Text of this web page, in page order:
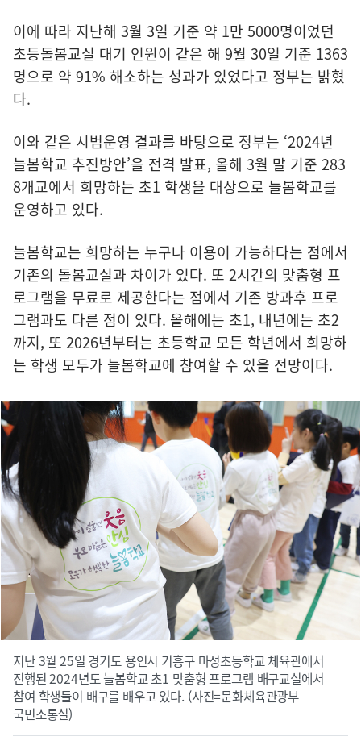
이에 따라 지난해 3월 3일 기준 약 1만 5000명이었던
초등돌봄교실 대기 인원이 같은 해 9월 30일 기준 1363
명으로 약 91% 해소하는 성과가 있었다고 정부는 밝혔
다.
이와 같은 시범운영 결과를 바탕으로 정부는 ‘2024년
늘봄학교 추진방안’을 전격 발표, 올해 3월 말 기준 283
8개교에서 희망하는 초1 학생을 대상으로 늘봄학교를
운영하고 있다.
늘봄학교는 희망하는 누구나 이용이 가능하다는 점에서
기존의 돌봄교실과 차이가 있다. 또 2시간의 맞춤형 프
로그램을 무료로 제공한다는 점에서 기존 방과후 프로
그램과도 다른 점이 있다. 올해에는 초1, 내년에는 초2
까지, 또 2026년부터는 초등학교 모든 학년에서 희망하
는 학생 모두가 늘봄학교에 참여할 수 있을 전망이다.
지난 3월 25일 경기도 용인시 기흥구 마성초등학교 체육관에서
진행된 2024년도 늘봄학교 초1 맞춤형 프로그램 배구교실에서
참여 학생들이 배구를 배우고 있다. (사진=문화체육관광부
국민소통실)